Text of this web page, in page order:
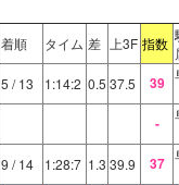
着順 タイム 差 上3F 指数
5 / 13 1:14:2 0.5 37.5 39
-
9 / 14 1:28:7 1.3 39.9 37